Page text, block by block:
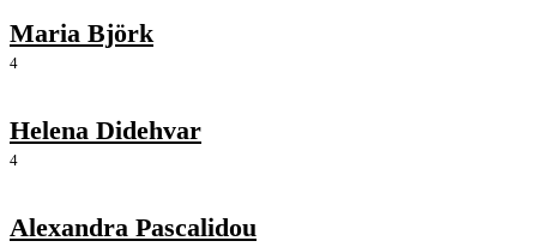
Maria Björk
4
Helena Didehvar
4
Alexandra Pascalidou